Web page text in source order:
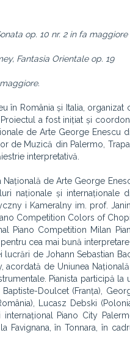
op. 10 nr. 2 in fa maggiore
Fantasia Orientale op. 19
în România și Italia, organizat
a fost inițiat și
de Arte George Enescu
de Muzică din Palermo,
interpretativă.
de Arte George
naționale și internaționale
i Kameralny im. prof.
Competition Colors of
Piano Competition Milan
cea mai bună interpretare
de Johann Sebastian
acordată de Uniunea
Pianista participă la
Doulcet (Franța),
Lucasz Debski
Piano City
Favignana, în Tonnara, în